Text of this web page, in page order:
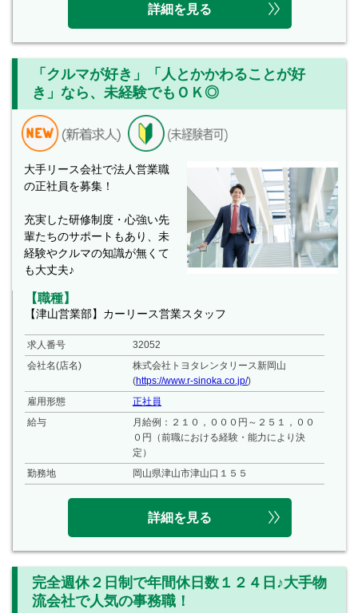
詳細を見る
「クルマが好き」「人とかかわることが好
き」なら、未経験でもＯＫ◎
大手リース会社で法人営業職
の正社員を募集！
充実した研修制度・心強い先
輩たちのサポートもあり、未
経験やクルマの知識が無くて
も大丈夫♪
【職種】
【津山営業部】カーリース営業スタッフ
求人番号
32052
会社名(店名)
株式会社トヨタレンタリース新岡山
(https://www.r-sinoka.co.jp/)
雇用形態
正社員
給与
月給例：２１０，０００円～２５１，００
０円（前職における経験・能力により決
定）
勤務地
岡山県津山市津山口１５５
詳細を見る
完全週休２日制で年間休日数１２４日♪大手物
流会社で人気の事務職！